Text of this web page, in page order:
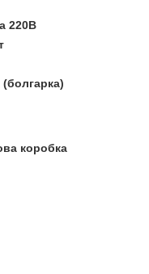
220В
(болгарка)
коробка